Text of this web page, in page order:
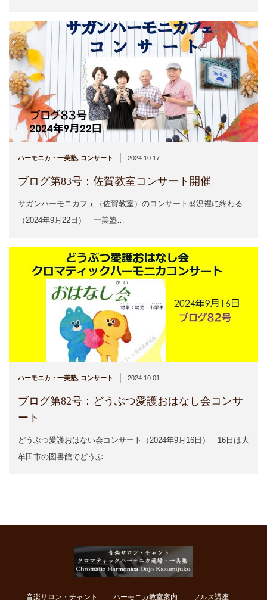
ハーモニカ・一美塾, コンサート | 2024.10.17
ブログ第83号：佐賀教室コンサート開催
サガンハーモニカフェ（佐賀教室）のコンサート盛況裡に終わる
（2024年9月22日） 一美塾…
ハーモニカ・一美塾, コンサート | 2024.10.01
ブログ第82号：どうぶつ愛護おはなし会コンサ
ート
どうぶつ愛護おはない会コンサート（2024年9月16日） 16日は大
牟田市の図書館でどうぶ…
音楽サロン・チャント ハーモニカ教室案内 フルス講座